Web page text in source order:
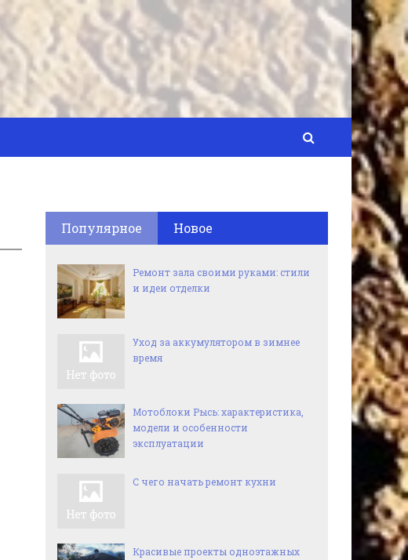
Популярное Новое
Ремонт зала своими руками: стили
и идеи отделки
Уход за аккумулятором в зимнее
время
Мотоблоки Рысь: характеристика,
модели и особенности
эксплуатации
С чего начать ремонт кухни
Красивые проекты одноэтажных